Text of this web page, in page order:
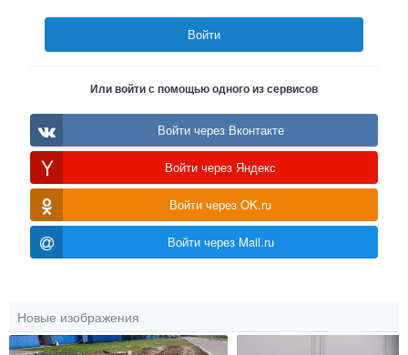
Войти
Или войти с помощью одного из сервисов
Войти через Вконтакте
Войти через Яндекс
Войти через OK.ru
Войти через Mail.ru
Новые изображения